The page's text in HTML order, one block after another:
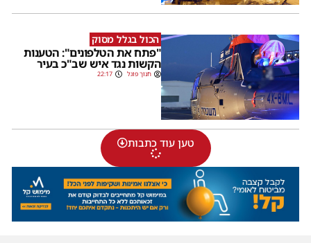
הכול בגלל מסוק
"פתח את הטלפונים": הטענות
הקשות נגד איש שב"כ בעיר
חנוך פוגל 22:17
טען עוד כתבות